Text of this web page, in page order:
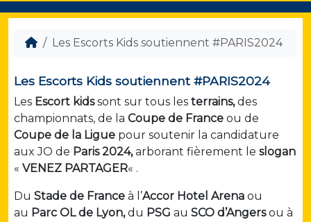
Les Escorts Kids soutiennent #PARIS2024
Les Escorts Kids soutiennent #PARIS2024
Les Escort kidssont sur tous les terrains,des
championnats, de la Coupe de France ou de
Coupe de la Ligue pour soutenir la candidature
aux JO de Paris 2024,arborant fièrement le slogan
« VENEZ PARTAGER« .
Du Stade de France à l’Accor Hotel Arena ou
au Parc OL de Lyon,du PSG au SCO d’Angersou à